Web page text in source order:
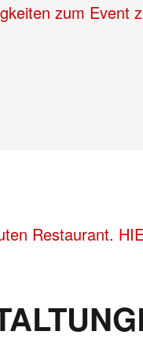
zum Event
Restaurant.